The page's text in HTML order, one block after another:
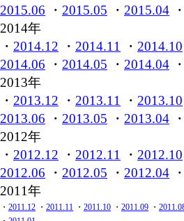
2015.06 ・ 2015.05 ・ 2015.04
2014年
・ 2014.12 ・ 2014.11 ・ 2014.10
2014.06 ・ 2014.05 ・ 2014.04
2013年
・ 2013.12 ・ 2013.11 ・ 2013.10
2013.06 ・ 2013.05 ・ 2013.04
2012年
・ 2012.12 ・ 2012.11 ・ 2012.10
2012.06 ・ 2012.05 ・ 2012.04
2011年
・ 2011.12 ・ 2011.11 ・ 2011.10 ・ 2011.09 ・